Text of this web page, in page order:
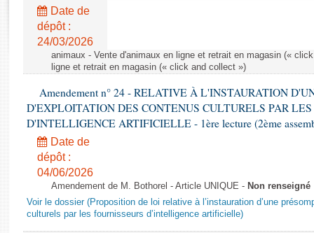
Rapports législatifs
Rapports sur l'application des lois
Baromètre de l’application des lois
Dossiers législatifs
Budget et sécurité sociale
Questions écrites et orales
Comptes rendus des débats
Date de
dépôt :
24/03/2026
animaux - Vente d'animaux en ligne et retrait en magasin («
ligne et retrait en magasin (« click and collect »)
Amendement n° 24 - RELATIVE À L'INSTAURATION
D'EXPLOITATION DES CONTENUS CULTURELS PAR LES
D'INTELLIGENCE ARTIFICIELLE - 1ère lecture (2ème
Date de
dépôt :
04/06/2026
Amendement de M. Bothorel - Article UNIQUE - Non renseigné
Voir le dossier (Proposition de loi relative à l’instauration d’une
culturels par les fournisseurs d’intelligence artificielle)